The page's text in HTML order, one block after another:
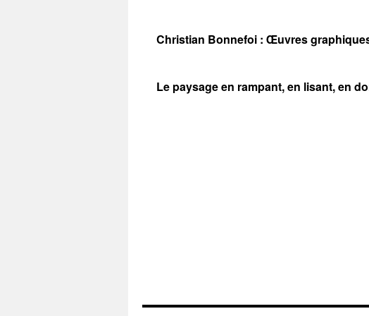
Christian Bonnefoi : Œuvres
Le paysage en rampant, en lisant, en